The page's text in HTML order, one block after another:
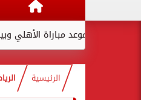
موعد مباراة الأهلي
الرئيسية